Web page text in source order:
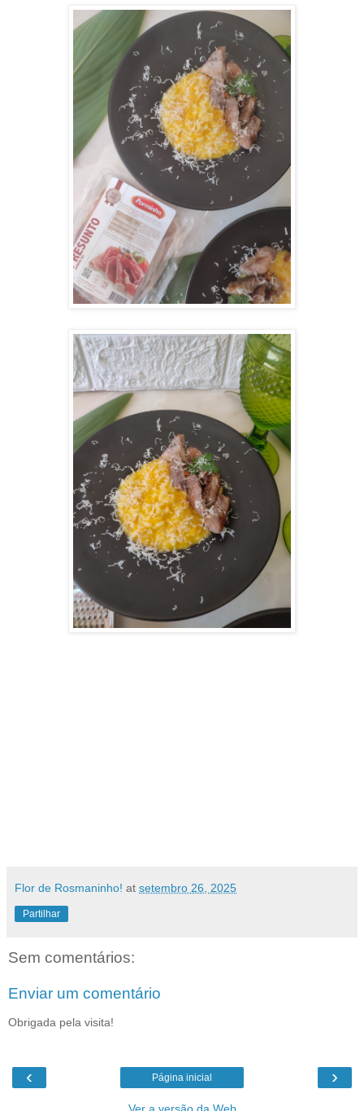
Flor de Rosmaninho! at setembro 26, 2025
Partilhar
Sem comentários:
Enviar um comentário
Obrigada pela visita!
‹ ›
Página inicial
Ver a versão da Web